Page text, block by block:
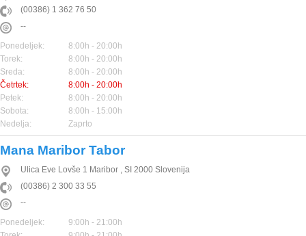
(00386) 1 362 76 50
--
Ponedeljek:
8:00h - 20:00h
Torek:
8:00h - 20:00h
Sreda:
8:00h - 20:00h
Četrtek:
8:00h - 20:00h
Petek:
8:00h - 20:00h
Sobota:
8:00h - 15:00h
Nedelja:
Zaprto
Mana Maribor Tabor
Ulica Eve Lovše 1 Maribor , SI 2000 Slovenija
(00386) 2 300 33 55
--
Ponedeljek:
9:00h - 21:00h